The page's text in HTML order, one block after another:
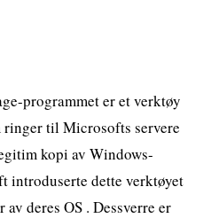
programmet er et verktøy
til Microsofts servere
kopi av Windows-
introduserte dette verktøyet
deres OS . Dessverre er